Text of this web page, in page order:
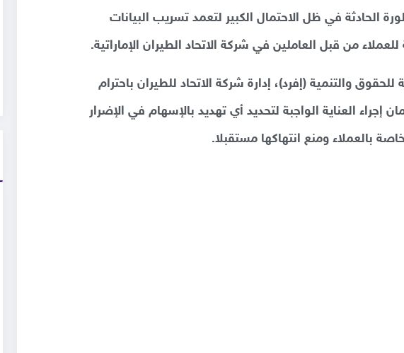
الحادثة في ظل الاحتمال الكبير لتعمد تسريب البيانات
من قبل العاملين في شركة الاتحاد الطيران الإماراتية.
للحقوق والتنمية (إفرد)، إدارة شركة الاتحاد للطيران باحترام
العناية الواجبة لتحديد أي تهديد بالإسهام في الإضرار
بالعملاء ومنع انتهاكها مستقبلا.